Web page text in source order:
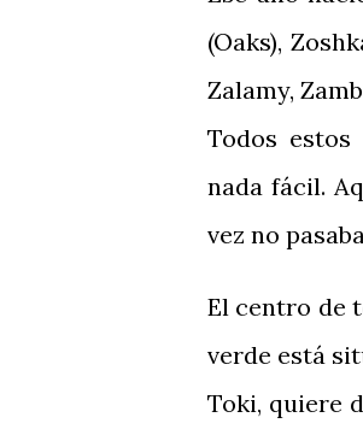
(Oaks),
Zalamy,
Todos estos
nada fácil.
vez no
El centro de
verde está
Toki, quiere